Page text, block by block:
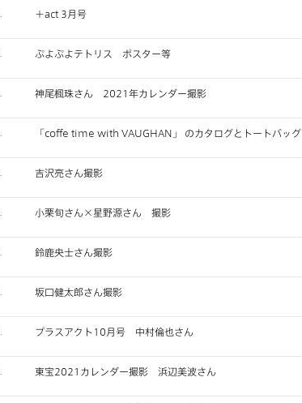
＋act 3月号
ぷよぷよテトリス ポスター等
神尾楓珠さん 2021年カレンダー撮影
「coffe time with VAUGHAN」 のカタログとトートバッグ
吉沢亮さん撮影
小栗旬さん×星野源さん 撮影
鈴鹿央士さん撮影
坂口健太郎さん撮影
プラスアクト10月号 中村倫也さん
東宝2021カレンダー撮影 浜辺美波さん